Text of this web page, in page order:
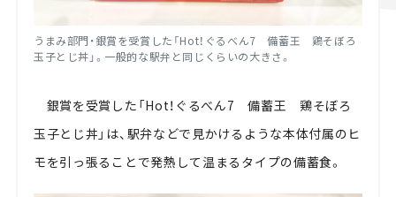
うまみ部門・銀賞を受賞した「Hot！ぐるべん7 備蓄王 鶏そぼろ
玉子とじ丼」。一般的な駅弁と同じくらいの大きさ。
銀賞を受賞した「Hot！ぐるべん7 備蓄王 鶏そぼろ
玉子とじ丼」は、駅弁などで見かけるような本体付属のヒ
モを引っ張ることで発熱して温まるタイプの備蓄食。